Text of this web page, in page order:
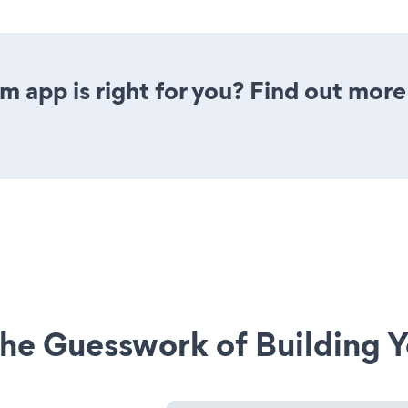
app is right for you? Find out
Guesswork of Building